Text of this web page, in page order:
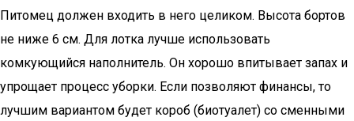
Питомец должен входить в него целиком. Высота бортов
не ниже 6 см. Для лотка лучше использовать
комкующийся наполнитель. Он хорошо впитывает запах и
упрощает процесс уборки. Если позволяют финансы, то
лучшим вариантом будет короб (биотуалет) со сменными